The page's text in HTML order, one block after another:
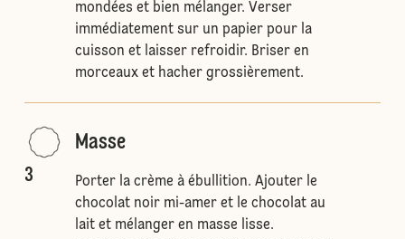
mondées et bien mélanger. Verser
immédiatement sur un papier pour la
cuisson et laisser refroidir. Briser en
morceaux et hacher grossièrement.
3
Masse
Porter la crème à ébullition. Ajouter le
chocolat noir mi-amer et le chocolat au
lait et mélanger en masse lisse.